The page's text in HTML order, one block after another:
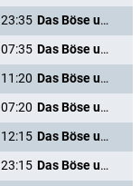
23:35
Das Böse unter der Sonne
07:35
Das Böse unter der Sonne
11:20
Das Böse unter der Sonne
07:20
Das Böse unter der Sonne
12:15
Das Böse unter der Sonne
23:15
Das Böse unter der Sonne